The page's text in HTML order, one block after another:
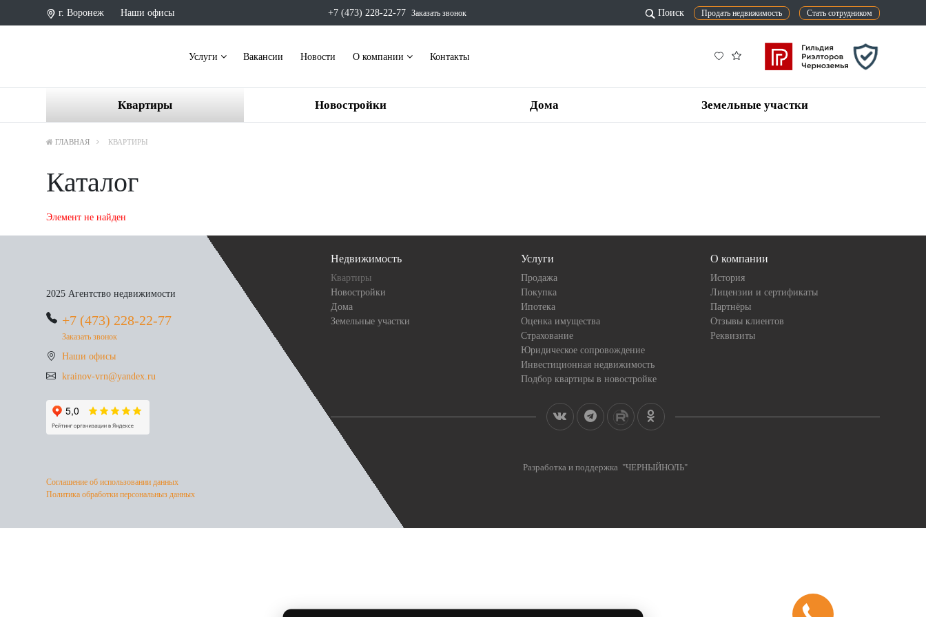
г. Воронеж Наши офисы +7 (473) 228-22-77 Заказать звонок Поиск Продать недвижимость Стать сотрудником
Услуги Вакансии Новости О компании Контакты
Квартиры Новостройки Дома Земельные участки
ГЛАВНАЯ КВАРТИРЫ
Каталог
Элемент не найден
2025 Агентство недвижимости
+7 (473) 228-22-77
Заказать звонок
Наши офисы
krainov-vrn@yandex.ru
Соглашение об использовании данных
Политика обработки персональныз данных
Недвижимость
Квартиры
Новостройки
Дома
Земельные участки
Услуги
Продажа
Покупка
Ипотека
Оценка имущества
Страхование
Юридическое сопровождение
Инвестиционная недвижимость
Подбор квартиры в новостройке
О компании
История
Лицензии и сертификаты
Партнёры
Отзывы клиентов
Реквизиты
Разработка и поддержка "ЧЕРНЫЙНОЛЬ"